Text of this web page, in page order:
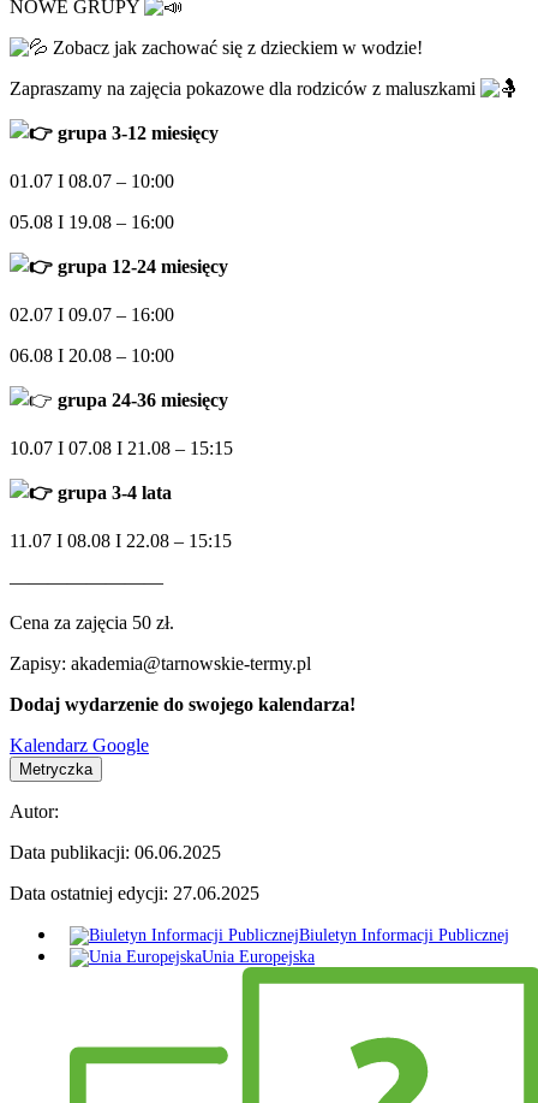
NOWE GRUPY
Zobacz jak zachować się z dzieckiem w wodzie!
Zapraszamy na zajęcia pokazowe dla rodziców z maluszkami
grupa 3-12 miesięcy
01.07 I 08.07 – 10:00
05.08 I 19.08 – 16:00
grupa 12-24 miesięcy
02.07 I 09.07 – 16:00
06.08 I 20.08 – 10:00
grupa 24-36 miesięcy
10.07 I 07.08 I 21.08 – 15:15
grupa 3-4 lata
11.07 I 08.08 I 22.08 – 15:15
————————
Cena za zajęcia 50 zł.
Zapisy: akademia@tarnowskie-termy.pl
Dodaj wydarzenie do swojego kalendarza!
Kalendarz Google
Metryczka
Autor:
Data publikacji: 06.06.2025
Data ostatniej edycji: 27.06.2025
Biuletyn Informacji Publicznej
Unia Europejska